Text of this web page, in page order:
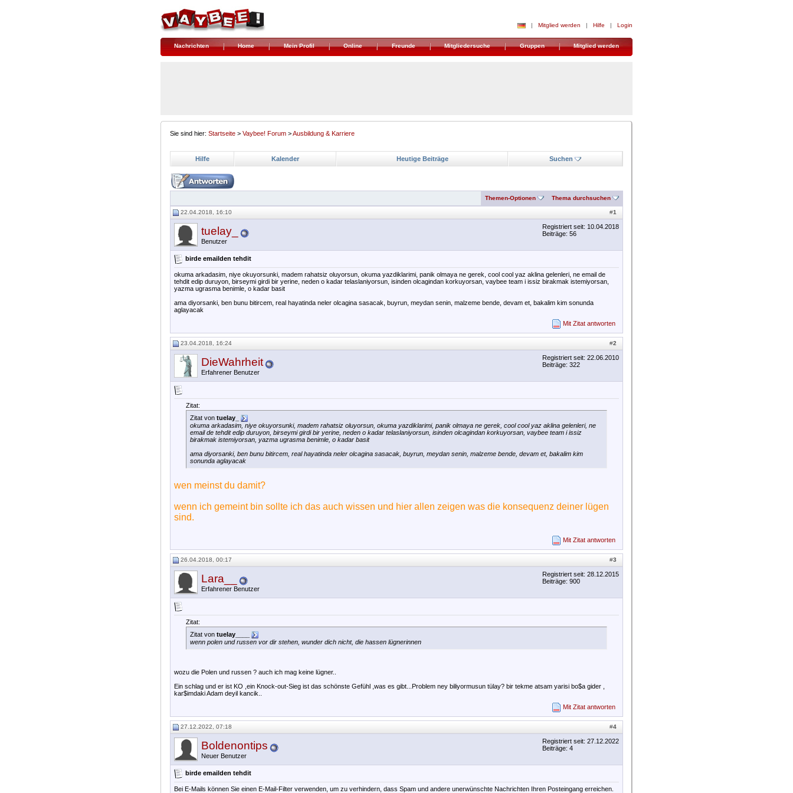
| Mitglied werden | Hilfe | Login
Nachrichten Home Mein Profil Online Freunde Mitgliedersuche Gruppen Mitglied werden
Sie sind hier: Startseite > Vaybee! Forum >Ausbildung & Karriere
Hilfe Kalender Heutige Beiträge Suchen
Themen-Optionen Thema durchsuchen
#1
22.04.2018, 16:10
tuelay_
Benutzer
Registriert seit: 10.04.2018
Beiträge: 56
birde emailden tehdit
okuma arkadasim, niye okuyorsunki, madem rahatsiz oluyorsun, okuma yazdiklarimi, panik olmaya ne gerek, cool cool yaz aklina gelenleri, ne email de
tehdit edip duruyon, birseymi girdi bir yerine, neden o kadar telaslaniyorsun, isinden olcagindan korkuyorsan, vaybee team i issiz birakmak istemiyorsan,
yazma ugrasma benimle, o kadar basit
ama diyorsanki, ben bunu bitircem, real hayatinda neler olcagina sasacak, buyrun, meydan senin, malzeme bende, devam et, bakalim kim sonunda
aglayacak
Mit Zitat antworten
#2
23.04.2018, 16:24
DieWahrheit
Erfahrener Benutzer
Registriert seit: 22.06.2010
Beiträge: 322
Zitat:
Zitat von tuelay_
okuma arkadasim, niye okuyorsunki, madem rahatsiz oluyorsun, okuma yazdiklarimi, panik olmaya ne gerek, cool cool yaz aklina gelenleri, ne
email de tehdit edip duruyon, birseymi girdi bir yerine, neden o kadar telaslaniyorsun, isinden olcagindan korkuyorsan, vaybee team i issiz
birakmak istemiyorsan, yazma ugrasma benimle, o kadar basit
ama diyorsanki, ben bunu bitircem, real hayatinda neler olcagina sasacak, buyrun, meydan senin, malzeme bende, devam et, bakalim kim
sonunda aglayacak
wen meinst du damit?
wenn ich gemeint bin sollte ich das auch wissen und hier allen zeigen was die konsequenz deiner lügen
sind.
Mit Zitat antworten
#3
26.04.2018, 00:17
Lara__
Erfahrener Benutzer
Registriert seit: 28.12.2015
Beiträge: 900
Zitat:
Zitat von tuelay____
wenn polen und russen vor dir stehen, wunder dich nicht, die hassen lügnerinnen
wozu die Polen und russen ? auch ich mag keine lügner..
Ein schlag und er ist KO ,ein Knock-out-Sieg ist das schönste Gefühl ,was es gibt...Problem ney biliyormusun tülay? bir tekme atsam yarisi bo$a gider ,
kar$imdaki Adam deyil kancik..
Mit Zitat antworten
#4
27.12.2022, 07:18
Boldenontips
Neuer Benutzer
Registriert seit: 27.12.2022
Beiträge: 4
birde emailden tehdit
Bei E-Mails können Sie einen E-Mail-Filter verwenden, um zu verhindern, dass Spam und andere unerwünschte Nachrichten Ihren Posteingang erreichen.